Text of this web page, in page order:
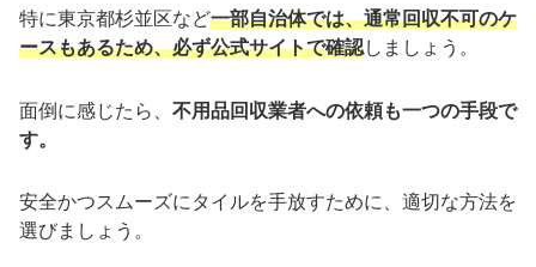
特に東京都杉並区など一部自治体では、通常回収不可のケ
ースもあるため、必ず公式サイトで確認しましょう。
面倒に感じたら、 不用品回収業者への依頼も一つの手段で
す。
安全かつスムーズにタイルを手放すために、適切な方法を
選びましょう。